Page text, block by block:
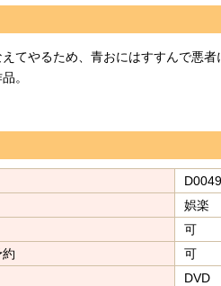
てやるため、青おにはすすんで悪者
。
D0049
娯楽
可
可
DVD